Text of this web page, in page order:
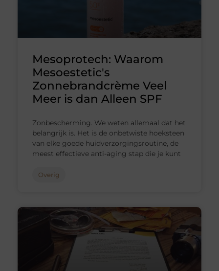
Mesoprotech: Waarom
Mesoestetic's
Zonnebrandcrème Veel
Meer is dan Alleen SPF
Zonbescherming. We weten allemaal dat het
belangrijk is. Het is de onbetwiste hoeksteen
van elke goede huidverzorgingsroutine, de
meest effectieve anti-aging stap die je kunt
Overig